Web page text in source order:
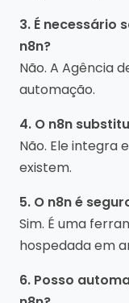
3. É necessário
n8n?
Não. A Agência
automação.
4. O n8n
Não. Ele integra
existem.
5. O n8n é
Sim. É uma
hospedada em
6. Posso